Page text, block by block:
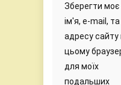
Зберегти моє
ім'я, e-mail, та
адресу сайту
цьому
для моїх
подальших